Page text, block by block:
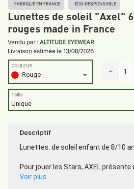
FABRIQUÉ EN FRANCE ÉCO-RESPONSABLE
Lunettes de soleil "Axel"
rouges made in France
Vendu par : ALTITUDE EYEWEAR
Livraison estimée le 13/08/2026
Rouge
COULEUR - 1
Unique
Taille
Descriptif
Lunettes. de soleil enfant de 8/10
Pour jouer les Stars, AXEL présente
Voir plus